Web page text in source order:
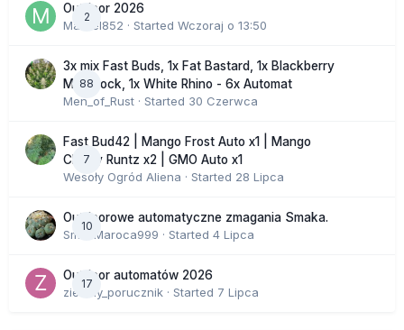
2
Outdoor 2026
Marcel852 · Started Wczoraj o 13:50
88
3x mix Fast Buds, 1x Fat Bastard, 1x Blackberry
Moonrock, 1x White Rhino - 6x Automat
Men_of_Rust · Started 30 Czerwca
7
Fast Bud42 | Mango Frost Auto x1 | Mango
Cherry Runtz x2 | GMO Auto x1
Wesoły Ogród Aliena · Started 28 Lipca
10
Outdoorowe automatyczne zmagania Smaka.
SmakMaroca999 · Started 4 Lipca
17
Outdoor automatów 2026
zielony_porucznik · Started 7 Lipca